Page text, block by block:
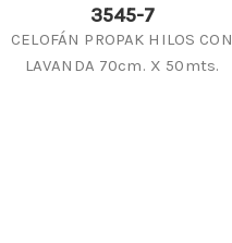
3545-7
CELOFÁN PROPAK HILOS CON
LAVANDA 70cm. X 50mts.